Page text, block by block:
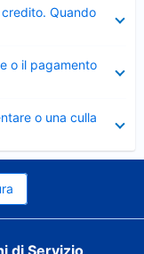
Quando
o il pagamento
o una culla
di Servizio